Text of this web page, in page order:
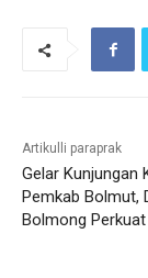
Artikulli paraprak
Gelar Kunjungan
Pemkab Bolmut,
Bolmong